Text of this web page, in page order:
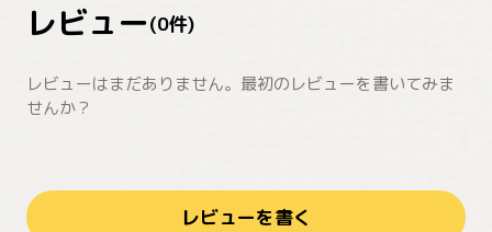
レビュー(0件)
レビューはまだありません。最初のレビューを書いてみま
せんか？
レビューを書く